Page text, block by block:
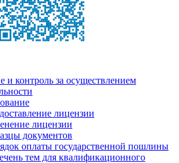
и контроль за осуществлением
лицензии
лицензии
документов
оплаты государственной пошлины
тем для квалификационного